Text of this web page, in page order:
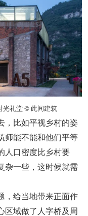
光礼堂 © 此间建筑
，比如平视乡村的姿
师能不能和他们平等
人口密度比乡村要
杂一些，这时候就需
，给当地带来正面作
区域做了人字桥及周